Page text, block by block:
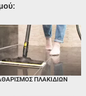
ΠΛΑΚΙΔΊΩΝ